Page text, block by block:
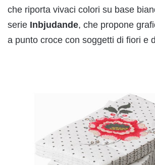
che riporta vivaci colori su base
serie Inbjudande, che propone
a punto croce con soggetti di fiori e